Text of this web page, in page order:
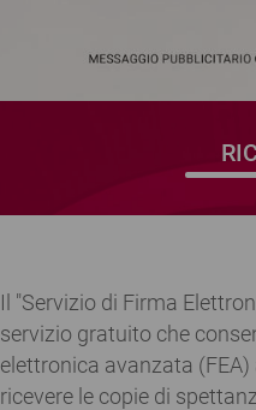
Il "Servizio di Firma
servizio gratuito che
elettronica avanzata
ricevere le copie di